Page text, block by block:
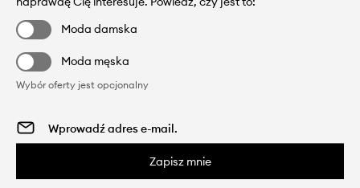
Moda damska
Moda męska
Wybór oferty jest opcjonalny
Zapisz mnie